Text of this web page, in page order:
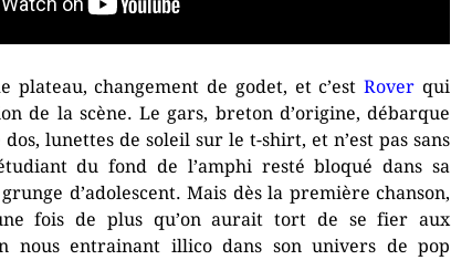
plateau, changement de godet, et c’estRover qui
de la scène. Le gars, breton d’origine, débarque
lunettes de soleil sur le t-shirt, et n’est pas sans
du fond de l’amphi resté bloqué dans sa
d’adolescent. Mais dès la première chanson,
fois de plus qu’on aurait tort de se fier aux
nous entrainant illico dans son univers de pop